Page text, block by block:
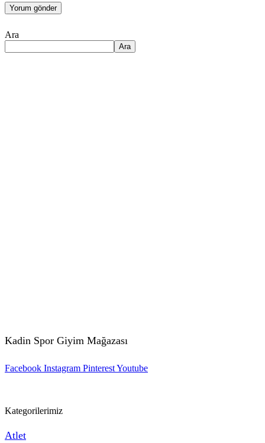
Ara
Ara
Kadin Spor Giyim Mağazası
Facebook Instagram PinterestYoutube
Kategorilerimiz
Atlet